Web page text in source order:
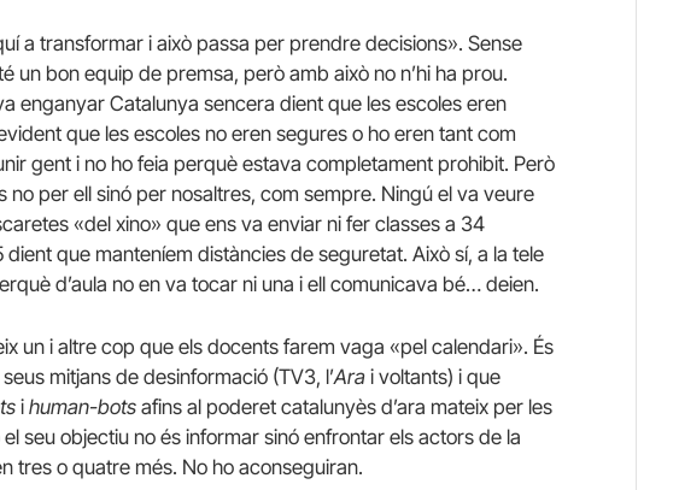
a transformar i això passa per prendre decisions». Sense
un bon equip de premsa, però amb això no n’hi ha prou.
enganyar Catalunya sencera dient que les escoles eren
que les escoles no eren segures o ho eren tant com
gent i no ho feia perquè estava completament prohibit. Però
per ell sinó per nosaltres, com sempre. Ningú el va veure
«del xino» que ens va enviar ni fer classes a 34
que manteníem distàncies de seguretat. Això sí, a la tele
d’aula no en va tocar ni una i ell comunicava bé… deien.
un i altre cop que els docents farem vaga «pel calendari». És
mitjans de desinformació (TV3, l’Ara i voltants) i que
i human-bots afins al poderet catalunyès d’ara mateix per les
seu objectiu no és informar sinó enfrontar els actors de la
tres o quatre més. No ho aconseguiran.